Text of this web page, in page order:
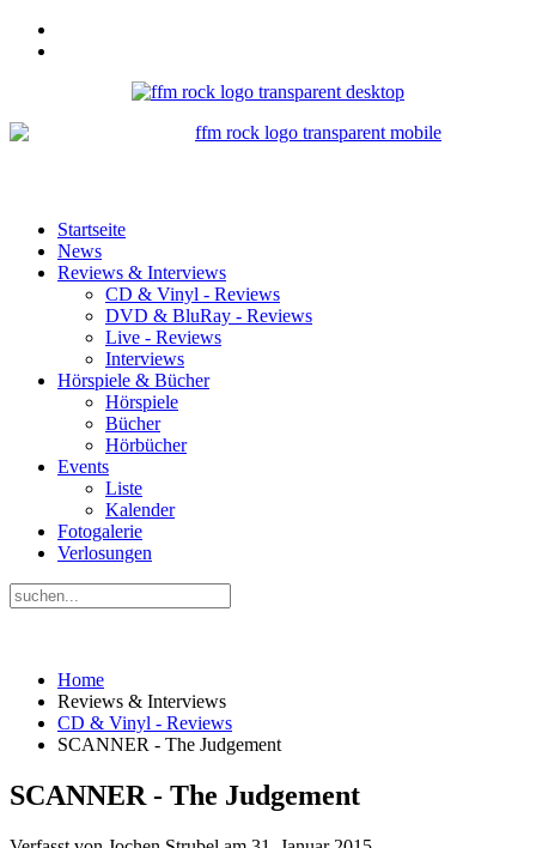
Startseite
News
Reviews & Interviews
CD & Vinyl - Reviews
DVD & BluRay - Reviews
Live - Reviews
Interviews
Hörspiele & Bücher
Hörspiele
Bücher
Hörbücher
Events
Liste
Kalender
Fotogalerie
Verlosungen
Home
Reviews & Interviews
CD & Vinyl - Reviews
SCANNER - The Judgement
SCANNER - The Judgement